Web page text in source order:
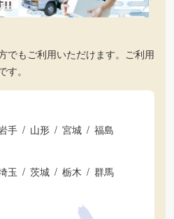
でもご利用いただけます。ご利用
。
手 山形 宮城 福島
玉 茨城 栃木
群馬